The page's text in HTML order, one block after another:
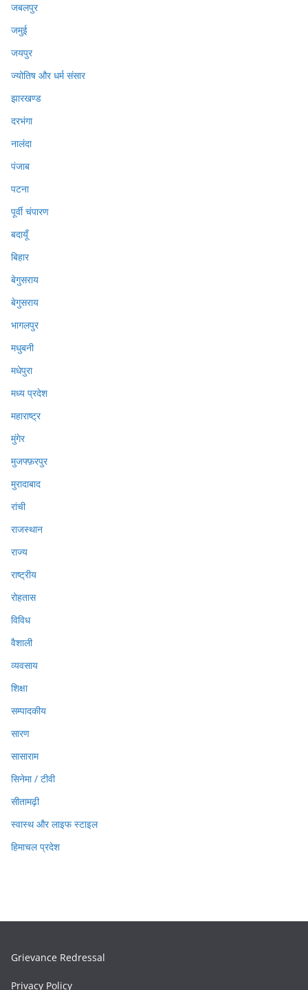
जबलपुर
जमुई
जयपुर
ज्योतिष और धर्म संसार
झारखण्ड
दरभंगा
नालंदा
पंजाब
पटना
पूर्वी चंपारण
बदायूँ
बिहार
बेगुसराय
बेगुसराय
भागलपुर
मधुबनी
मधेपुरा
मध्य प्रदेश
महाराष्ट्र
मुंगेर
मुजफ्फ़रपुर
मुरादाबाद
रांची
राजस्थान
राज्य
राष्ट्रीय
रोहतास
विविध
वैशाली
व्यवसाय
शिक्षा
सम्पादकीय
सारण
सासाराम
सिनेमा / टीवी
सीतामढ़ी
स्वास्थ और लाइफ स्टाइल
हिमाचल प्रदेश
Grievance Redressal
Privacy Policy